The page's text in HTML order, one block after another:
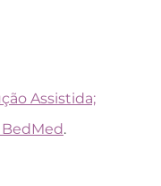
Assistida;
.